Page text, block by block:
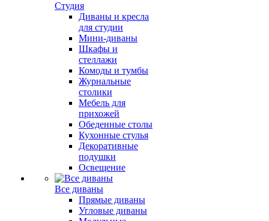
Студия
Диваны и кресла
для студии
Мини-диваны
Шкафы и
стеллажи
Комоды и тумбы
Журнальные
столики
Мебель для
прихожей
Обеденные столы
Кухонные стулья
Декоративные
подушки
Освещение
Все диваны
Прямые диваны
Угловые диваны